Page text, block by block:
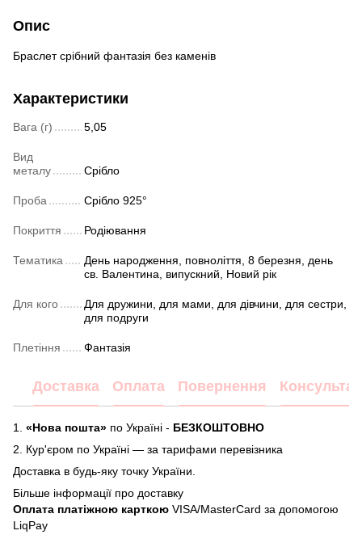
Опис
Браслет срібний фантазія без каменів
Характеристики
Вага (г) 5,05
Вид
металу
Срібло
Проба Срібло 925°
Покриття Родіювання
Тематика
День народження, повноліття, 8 березня, день
св. Валентина, випускний, Новий рік
Для кого
Для дружини, для мами, для дівчини, для сестри,
для подруги
Плетіння Фантазія
Доставка Оплата Повернення
1. «Нова пошта» по Україні - БЕЗКОШТОВНО
2.
Кур'єром по Україні — за тарифами перевізника
Доставка в будь-яку точку України.
Більше інформації про доставку
Оплата платіжною карткою VISA/MasterCard за допомогою
LiqPay